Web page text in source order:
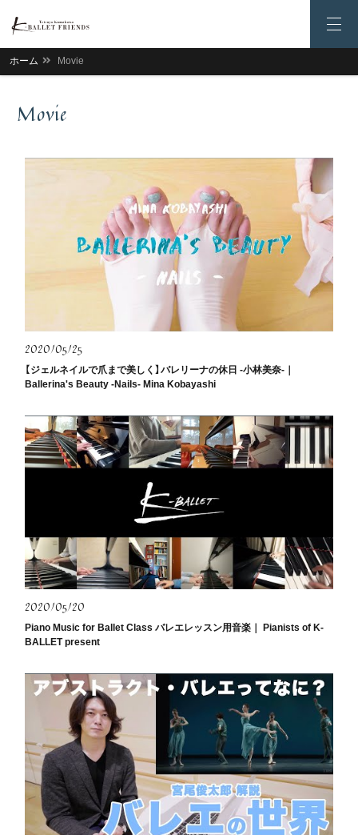
ホーム Movie
Movie
2020/05/25
【ジェルネイルで爪まで美しく】バレリーナの休日 -小林美奈-｜
Ballerina's Beauty -Nails- Mina Kobayashi
2020/05/20
Piano Music for Ballet Class バレエレッスン用音楽｜ Pianists of K-
BALLET present